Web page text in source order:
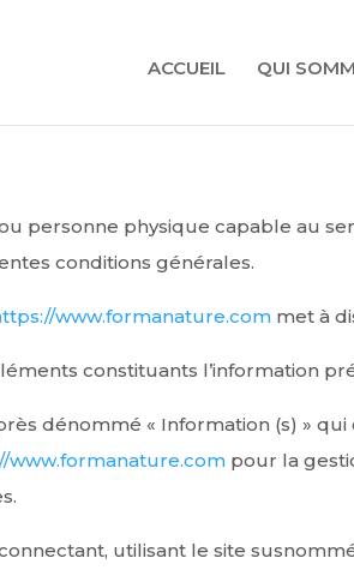
ACCUEIL QUI
personne physique capable au
conditions générales.
www.formanature.com met à
constituants l’information
dénommé « Information (s) »
www.formanature.com pour la
utilisant le site